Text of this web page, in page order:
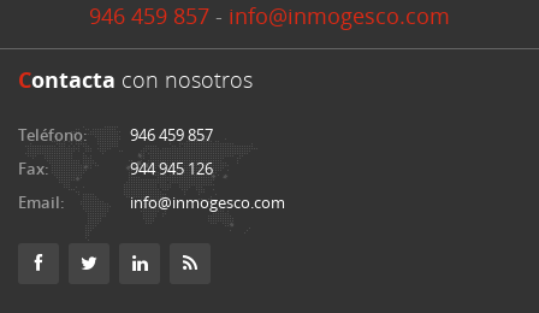
946 459 857 - info@inmogesco.com
Contacta con nosotros
Teléfono:
946 459 857
Fax:
944 945 126
Email:
info@inmogesco.com